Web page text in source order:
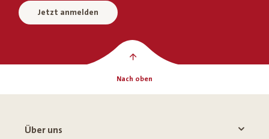
Jetzt anmelden
Nach oben
Über uns